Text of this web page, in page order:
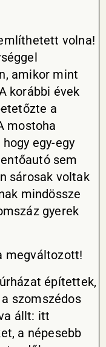
volna!
amikor mint
korábbi évek
a
mostoha
egy-egy
sem
sárosak voltak
mindössze
gyerek
megváltozott!
építettek,
szomszédos
állt: itt
a népesebb